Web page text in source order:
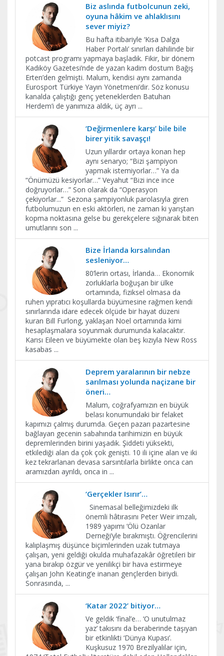
Biz aslında futbolcunun zeki,
oyuna hâkim ve ahlaklısını
sever miyiz?
Bu hafta itibariyle ‘Kısa Dalga
Haber Portalı’ sınırları dahilinde bir
potcast programı yapmaya başladık. Fikir, bir dönem
Kadıköy Gazetesi’nde de yazan kadim dostum Bağış
Erten’den gelmişti. Malum, kendisi aynı zamanda
Eurosport Türkiye Yayın Yönetmeni’dir. Söz konusu
kanalda çalıştığı genç yeteneklerden Batuhan
Herdem’i de yanımıza aldık, üç ayrı ...
‘Değirmenlere karşı’ bile bile
birer yitik savaşçı!
Uzun yıllardır ortaya konan hep
aynı senaryo; “Bizi şampiyon
yapmak istemiyorlar…” Ya da
“Önümüzü kesiyorlar…” Veyahut “Bizi ince ince
doğruyorlar…” Son olarak da “Operasyon
çekiyorlar...” Sezona şampiyonluk parolasıyla giren
futbolumuzun en eski aktörleri, ne zaman ki yarıştan
kopma noktasına gelse bu gerekçelere sığınarak biten
umutlarını son ...
Bize İrlanda kırsalından
sesleniyor…
80’lerin ortası, İrlanda… Ekonomik
zorluklarla boğuşan bir ülke
ortamında, fiziksel olmasa da
ruhen yıpratıcı koşullarda büyümesine rağmen kendi
sınırlarında idare edecek ölçüde bir hayat düzeni
kuran Bill Furlong, yaklaşan Noel ortamında kimi
hesaplaşmalara soyunmak durumunda kalacaktır.
Karısı Eileen ve büyümekte olan beş kızıyla New Ross
kasabas ...
Deprem yaralarının bir nebze
sarılması yolunda naçizane bir
öneri…
Malum, coğrafyamızın en büyük
belası konumundaki bir felaket
kapımızı çalmış durumda. Geçen pazarı pazartesine
bağlayan gecenin sabahında tarihimizin en büyük
depremlerinden birini yaşadık. Şiddeti yüksekti,
etkilediği alan da çok çok genişti. 10 ili içine alan ve iki
kez tekrarlanan devasa sarsıntılarla birlikte onca can
aramızdan ayrıldı, onca in ...
‘Gerçekler Isırır’…
Sinemasal belleğimizdeki ilk
önemli hâtırasını Peter Weir imzalı,
1989 yapımı ‘Ölü Ozanlar
Derneği’yle bırakmıştı. Öğrencilerini
kalıplaşmış düşünce biçimlerinden uzak tutmaya
çalışan, yeni geldiği okulda muhafazakâr öğretileri bir
yana bırakıp özgür ve yenilikçi bir hava estirmeye
çalışan John Keating’e inanan gençlerden biriydi.
Sonrasında, ...
‘Katar 2022’ bitiyor…
Ve geldik ‘final’e… ‘O unutulmaz
yaz’ takısını da beraberinde taşıyan
bir etkinlikti ‘Dünya Kupası’.
Kuşkusuz 1970 Brezilyalılar için,